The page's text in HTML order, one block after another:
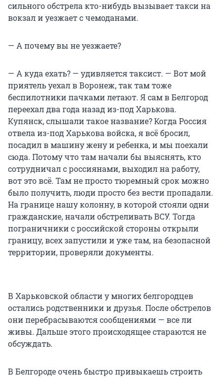
сильного обстрела кто-нибудь вызывает такси на
вокзал и уезжает с чемоданами.
— А почему вы не уезжаете?
— А куда ехать? — удивляется таксист. — Вот мой
приятель уехал в Воронеж, так там тоже
беспилотники пачками летают. Я сам в Белгород
переехал два года назад из-под Харькова.
Купянск, слышали такое название? Когда Россия
отвела из-под Харькова войска, я всё бросил,
посадил в машину жену и ребенка, и мы поехали
сюда. Потому что там начали бы выяснять, кто
сотрудничал с россиянами, выходил на работу,
вот это всё. Там не просто тюремный срок можно
было получить, люди просто без вести пропадали.
На границе нашу колонну, в которой стояли одни
гражданские, начали обстреливать ВСУ. Тогда
пограничники с российской стороны открыли
границу, всех запустили и уже там, на безопасной
территории, проверяли документы.
В Харьковской области у многих белгородцев
остались родственники и друзья. После обстрелов
они перебрасываются сообщениями — все ли
живы. Дальше этого происходящее стараются не
обсуждать.
В Белгороде очень быстро привыкаешь строить